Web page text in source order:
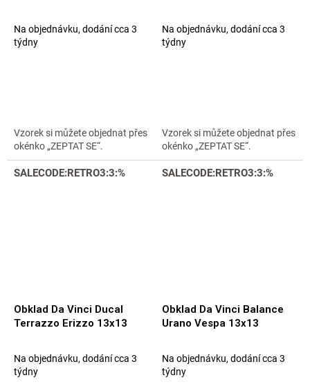
Na objednávku, dodání cca 3
týdny
Vzorek si můžete objednat přes
okénko „ZEPTAT SE“.
Na objednávku, dodání cca 3
týdny
Vzorek si můžete objednat přes
okénko „ZEPTAT SE“.
SALECODE:RETRO3:3:%
Obklad Da Vinci Ducal
Terrazzo Erizzo 13x13
Na objednávku, dodání cca 3
týdny
SALECODE:RETRO3:3:%
Obklad Da Vinci Balance
Urano Vespa 13x13
Na objednávku, dodání cca 3
týdny